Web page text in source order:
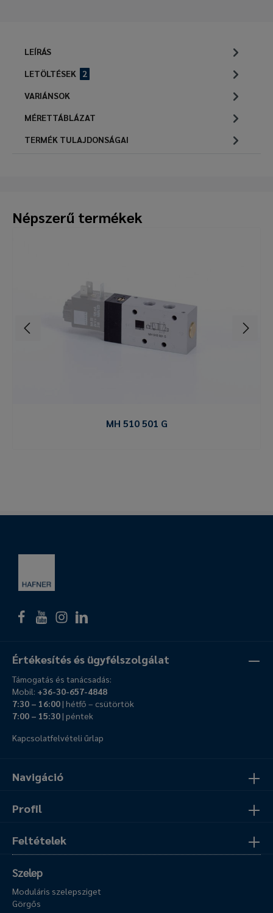
LEÍRÁS
LETÖLTÉSEK
2
VARIÁNSOK
MÉRETTÁBLÁZAT
TERMÉK TULAJDONSÁGAI
Népszerű termékek
MH 510 501 G
Navigáció
Profil
Feltételek
Értékesítés és ügyfélszolgálat
Támogatás és tanácsadás:
Mobil: +36-30-657-4848
7:30 – 16:00| hétfő – csütörtök
7:00 – 15:30| péntek
Kapcsolatfelvételi űrlap
Szelep
Moduláris szelepsziget
Görgős